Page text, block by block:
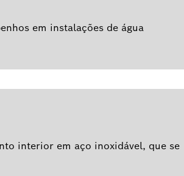
em instalações de água
interior em aço inoxidável, que se